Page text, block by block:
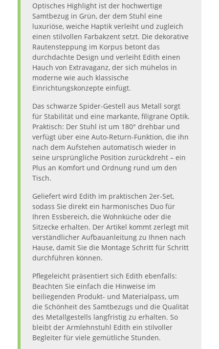
Optisches Highlight ist der hochwertige
Samtbezug in Grün, der dem Stuhl eine
luxuriöse, weiche Haptik verleiht und zugleich
einen stilvollen Farbakzent setzt. Die dekorative
Rautensteppung im Korpus betont das
durchdachte Design und verleiht Edith einen
Hauch von Extravaganz, der sich mühelos in
moderne wie auch klassische
Einrichtungskonzepte einfügt.
Das schwarze Spider-Gestell aus Metall sorgt
für Stabilität und eine markante, filigrane Optik.
Praktisch: Der Stuhl ist um 180° drehbar und
verfügt über eine Auto-Return-Funktion, die ihn
nach dem Aufstehen automatisch wieder in
seine ursprüngliche Position zurückdreht – ein
Plus an Komfort und Ordnung rund um den
Tisch.
Geliefert wird Edith im praktischen 2er-Set,
sodass Sie direkt ein harmonisches Duo für
Ihren Essbereich, die Wohnküche oder die
Sitzecke erhalten. Der Artikel kommt zerlegt mit
verständlicher Aufbauanleitung zu Ihnen nach
Hause, damit Sie die Montage Schritt für Schritt
durchführen können.
Pflegeleicht präsentiert sich Edith ebenfalls:
Beachten Sie einfach die Hinweise im
beiliegenden Produkt- und Materialpass, um
die Schönheit des Samtbezugs und die Qualität
des Metallgestells langfristig zu erhalten. So
bleibt der Armlehnstuhl Edith ein stilvoller
Begleiter für viele gemütliche Stunden.